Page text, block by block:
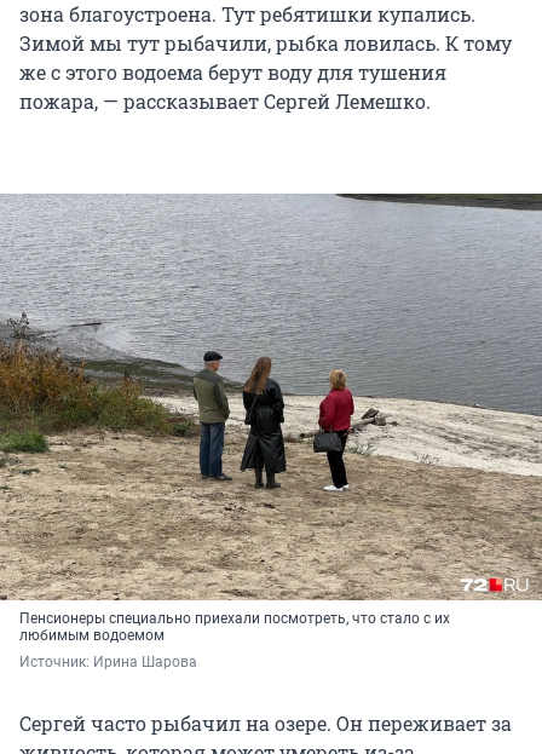
зона благоустроена. Тут ребятишки купались.
Зимой мы тут рыбачили, рыбка ловилась. К тому
же с этого водоема берут воду для тушения
пожара, — рассказывает Сергей Лемешко.
Пенсионеры специально приехали посмотреть, что стало с их
любимым водоемом
Источник: Ирина Шарова
Сергей часто рыбачил на озере. Он переживает за